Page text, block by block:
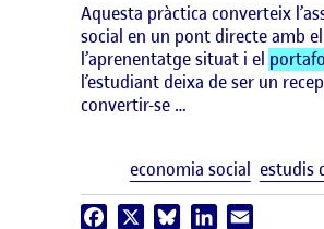
Aquesta pràctica converteix
social en un pont directe amb
l’aprenentatge situat i el
l’estudiant deixa de ser un
convertir-se …
economia social estudis
Facebook BlueskyLinkedIn